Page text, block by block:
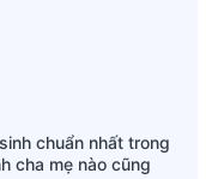
chuẩn nhất trong
cha mẹ nào cũng